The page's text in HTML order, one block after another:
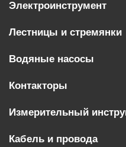
Электроинструмент
Лестницы и стремянки
Водяные насосы
Контакторы
Измерительный
Кабель и провода